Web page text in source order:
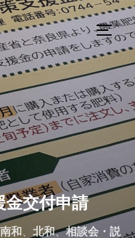
金交付申請
和 北和、相談会・説